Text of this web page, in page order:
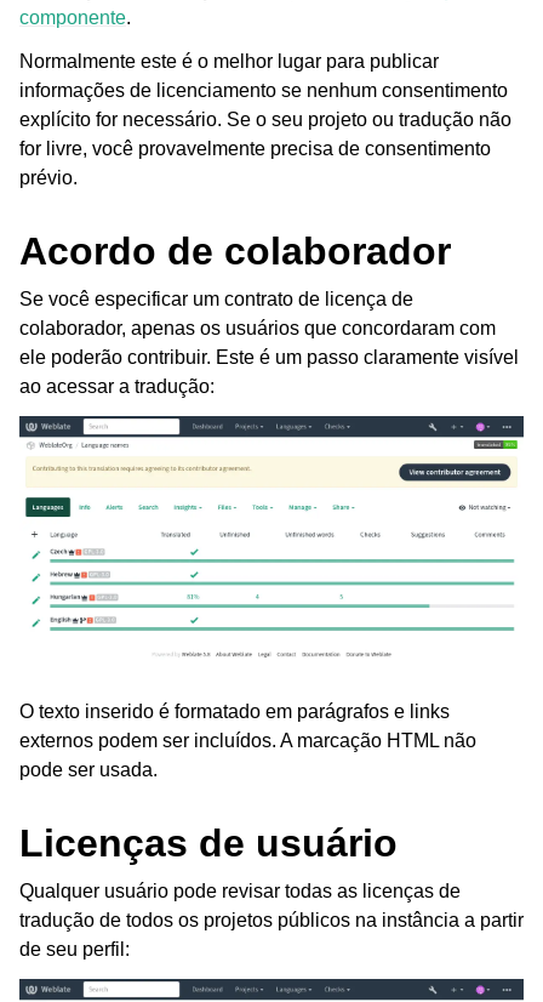
navigation of Formatos de arquivos suportados
navigation of Instruções de configuração
componente.
Normalmente este é o melhor lugar para publicar
informações de licenciamento se nenhum consentimento
explícito for necessário. Se o seu projeto ou tradução não
for livre, você provavelmente precisa de consentimento
prévio.
Acordo de colaborador
Se você especificar um contrato de licença de
colaborador, apenas os usuários que concordaram com
ele poderão contribuir. Este é um passo claramente visível
ao acessar a tradução:
O texto inserido é formatado em parágrafos e links
externos podem ser incluídos. A marcação HTML não
pode ser usada.
Licenças de usuário
Qualquer usuário pode revisar todas as licenças de
tradução de todos os projetos públicos na instância a partir
de seu perfil: